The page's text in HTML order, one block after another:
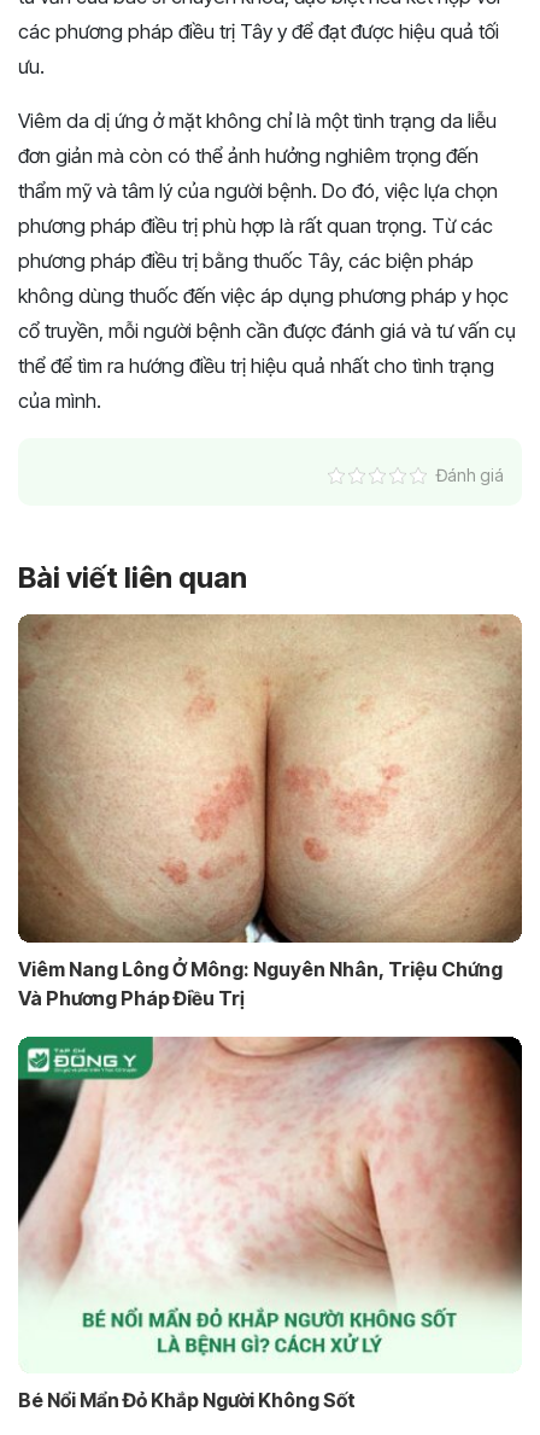
các phương pháp điều trị Tây y để đạt được hiệu quả tối
ưu.
Viêm da dị ứng ở mặt không chỉ là một tình trạng da liễu
đơn giản mà còn có thể ảnh hưởng nghiêm trọng đến
thẩm mỹ và tâm lý của người bệnh. Do đó, việc lựa chọn
phương pháp điều trị phù hợp là rất quan trọng. Từ các
phương pháp điều trị bằng thuốc Tây, các biện pháp
không dùng thuốc đến việc áp dụng phương pháp y học
cổ truyền, mỗi người bệnh cần được đánh giá và tư vấn cụ
thể để tìm ra hướng điều trị hiệu quả nhất cho tình trạng
của mình.
Đánh giá
Bài viết liên quan
Viêm Nang Lông Ở Mông: Nguyên Nhân, Triệu Chứng
Và Phương Pháp Điều Trị
Bé Nổi Mẩn Đỏ Khắp Người Không Sốt